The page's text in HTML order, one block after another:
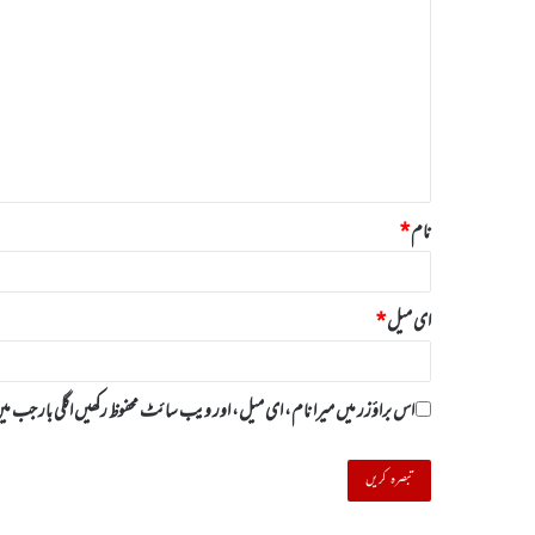
نام*
ای میل*
اس براؤزر میں میرا نام، ای میل، اور ویب سائٹ محفوظ رکھیں اگلی بار